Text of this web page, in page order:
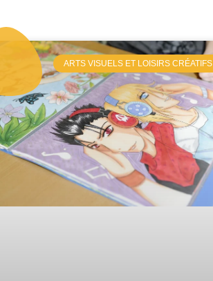
ARTS VISUELS ET LOISIRS CRÉATIFS